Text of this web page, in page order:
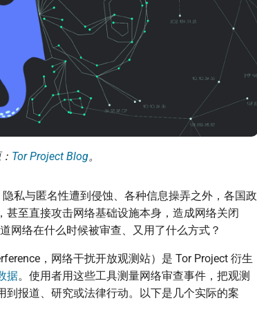
Tor Project Blog。
私与匿名性遭到侵蚀、各种信息操弄之外，各国政
至直接攻击网络基础设施本身，造成网络关闭
网络在什么时候被审查、又用了什么方式？
，网络干扰开放观测站）是 Tor Project 衍生
据。使用者用这些工具测量网络审查事件，把观测
报道、研究或法律行动。以下是几个实际的案